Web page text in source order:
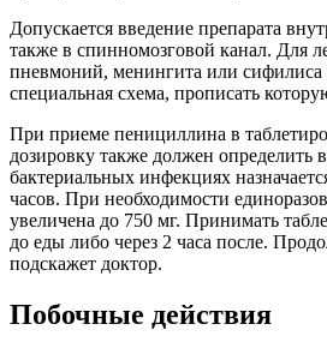
Допускается введение препарата
также в спинномозговой канал. Для
пневмоний, менингита или сифилиса
специальная схема, прописать
При приеме пенициллина в
дозировку также должен определить
бактериальных инфекциях
часов. При необходимости
увеличена до 750 мг. Принимать
до еды либо через 2 часа после.
подскажет доктор.
Побочные действия